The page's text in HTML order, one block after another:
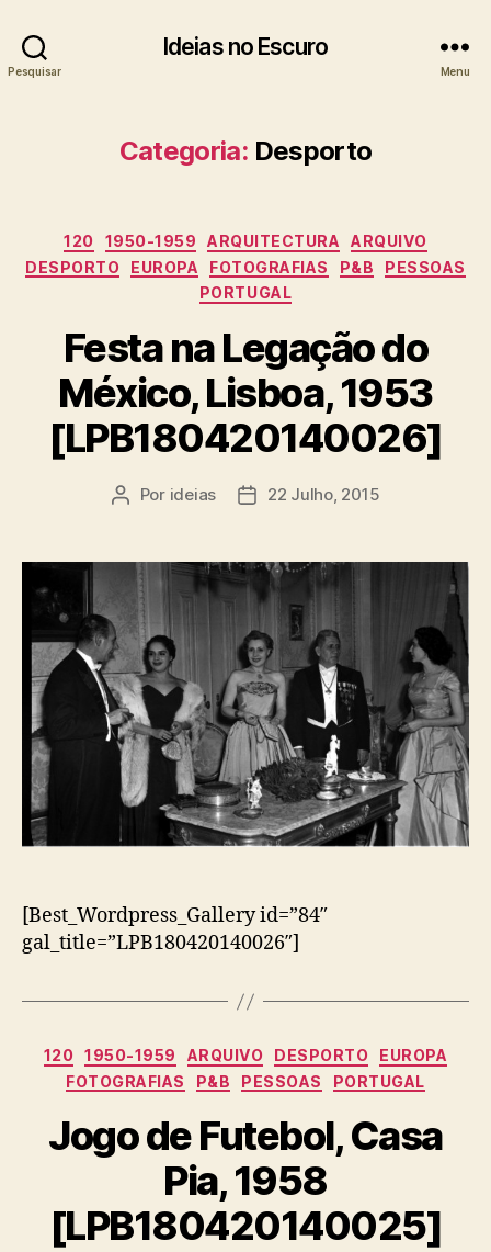
Pesquisar
Ideias no Escuro
Menu
Categoria: Desporto
Categorias
120 1950-1959 ARQUITECTURA
ARQUIVO
DESPORTO
EUROPA FOTOGRAFIAS P&B
PESSOAS
PORTUGAL
Festa na Legação do
México, Lisboa, 1953
[LPB180420140026]
Autor
Por ideias
Data22 Julho, 2015
[Best_Wordpress_Gallery id=”84″
gal_title=”LPB180420140026″]
Categorias
120 1950-1959 ARQUIVO DESPORTO
EUROPA
FOTOGRAFIAS
P&B PESSOAS PORTUGAL
Jogo de Futebol, Casa
Pia, 1958
[LPB180420140025]